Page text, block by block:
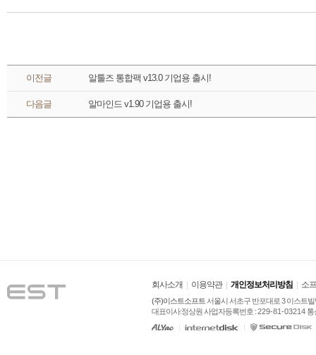
이전글 알툴즈 통합팩 v13.0 기업용 출시!
다음글 알마인드 v1.90 기업용 출시!
회사소개 이용약관 개인정보처리방침 소
(주)이스트소프트 서울시 서초구 반포대로 3 이스트빌
대표이사:정상원 사업자등록번호 : 229-81-03214 통